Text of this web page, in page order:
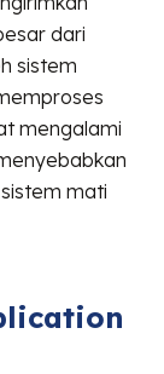
dari
sistem
mengalami
mati